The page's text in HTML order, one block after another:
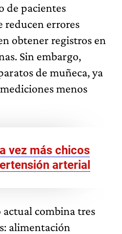
de pacientes
reducen errores
obtener registros en
Sin embargo,
de muñeca, ya
menos
vez más chicos
arterial
combina tres
alimentación